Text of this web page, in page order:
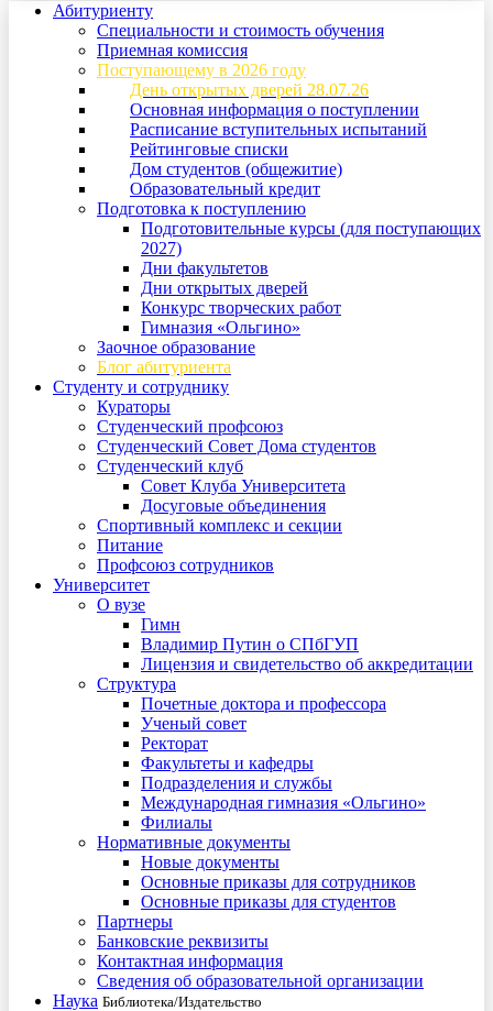
Абитуриенту
Специальности и стоимость обучения
Приемная комиссия
Поступающему в 2026 году
День открытых дверей 28.07.26
Основная информация о поступлении
Расписание вступительных испытаний
Рейтинговые списки
Дом студентов (общежитие)
Образовательный кредит
Подготовка к поступлению
Подготовительные курсы (для поступающих
2027)
Дни факультетов
Дни открытых дверей
Конкурс творческих работ
Гимназия «Ольгино»
Заочное образование
Блог абитуриента
Студенту и сотруднику
Кураторы
Студенческий профсоюз
Студенческий Совет Дома студентов
Студенческий клуб
Совет Клуба Университета
Досуговые объединения
Спортивный комплекс и секции
Питание
Профсоюз сотрудников
Университет
О вузе
Гимн
Владимир Путин о СПбГУП
Лицензия и свидетельство об аккредитации
Структура
Почетные доктора и профессора
Ученый совет
Ректорат
Факультеты и кафедры
Подразделения и службы
Международная гимназия «Ольгино»
Филиалы
Нормативные документы
Новые документы
Основные приказы для сотрудников
Основные приказы для студентов
Партнеры
Банковские реквизиты
Контактная информация
Сведения об образовательной организации
Наука Библиотека/Издательство